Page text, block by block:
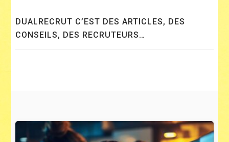
DUALRECRUT C’EST DES ARTICLES, DES
CONSEILS, DES RECRUTEURS…